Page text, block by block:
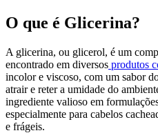
O que é Glicerina?
A glicerina, ou glicerol, é um
encontrado em diversos produtos
incolor e viscoso, com um sabor
atrair e reter a umidade do
ingrediente valioso em
especialmente para cabelos
e frágeis.